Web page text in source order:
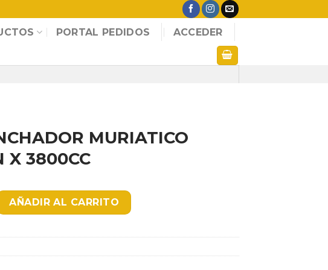
PORTAL PEDIDOS ACCEDER
MURIATICO
X 3800CC
MURIATICO CONCEN X 3800CC cantidad
AÑADIR AL CARRITO